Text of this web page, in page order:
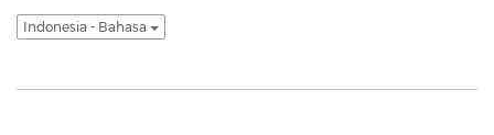
Indonesia - Bahasa